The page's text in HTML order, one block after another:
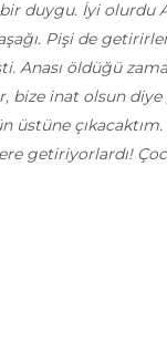
bir duygu. İyi
Pişi de
Anası öldüğü
bize inat olsun
üstüne
getiriyorlardı!